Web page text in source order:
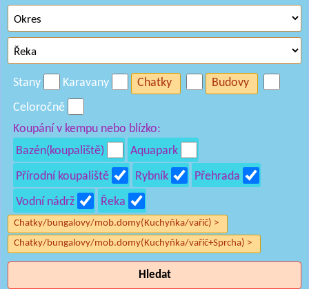
Stany Karavany Chatky
Budovy
Celoročně
Koupání v kempu nebo blízko:
Bazén(koupaliště)
Aquapark
Přírodní koupaliště
Rybník
Přehrada
Vodní nádrž
Řeka
Chatky/bungalovy/mob.domy(Kuchyňka/vařič) >
Chatky/bungalovy/mob.domy(Kuchyňka/vařič+Sprcha) >
Hledat